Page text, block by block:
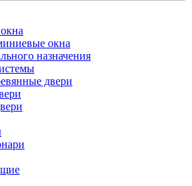
окна
назначения
двери